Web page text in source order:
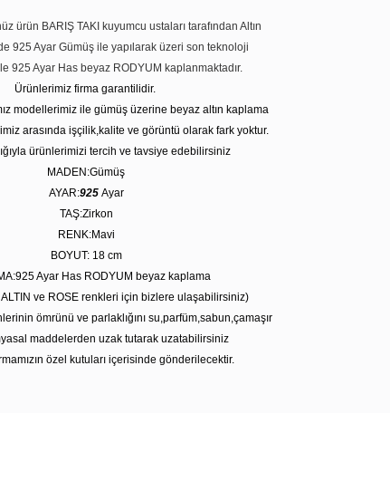
ürün BARIŞ TAKI kuyumcu ustaları tarafından Altın
925 Ayar Gümüş ile yapılarak üzeri son teknoloji
925 Ayar Has beyaz RODYUM kaplanmaktadır.
Ürünlerimiz firma garantilidir.
modellerimiz ile gümüş üzerine beyaz altın kaplama
arasında işçilik,kalite ve görüntü olarak fark yoktur.
ürünlerimizi tercih ve tavsiye edebilirsiniz
MADEN:Gümüş
AYAR:925 Ayar
TAŞ:Zirkon
RENK:Mavi
BOYUT: 18 cm
Ayar Has RODYUM beyaz kaplama
ve ROSE renkleri için bizlere ulaşabilirsiniz)
ömrünü ve parlaklığını su,parfüm,sabun,çamaşır
maddelerden uzak tutarak uzatabilirsiniz
özel kutuları içerisinde gönderilecektir.